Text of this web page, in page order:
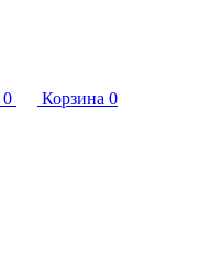
0 Корзина 0